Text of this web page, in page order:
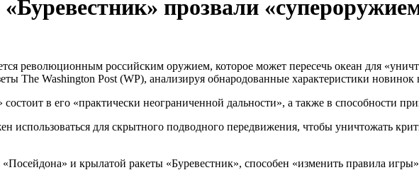
прозвали
революционным российским оружием, которое может пересечь океан для
The Washington Post (WP), анализируя обнародованные характеристики
в его «практически неограниченной дальности», а также в способности
использоваться для скрытного подводного передвижения, чтобы уничтожать
и крылатой ракеты «Буревестник», способен «изменить правила